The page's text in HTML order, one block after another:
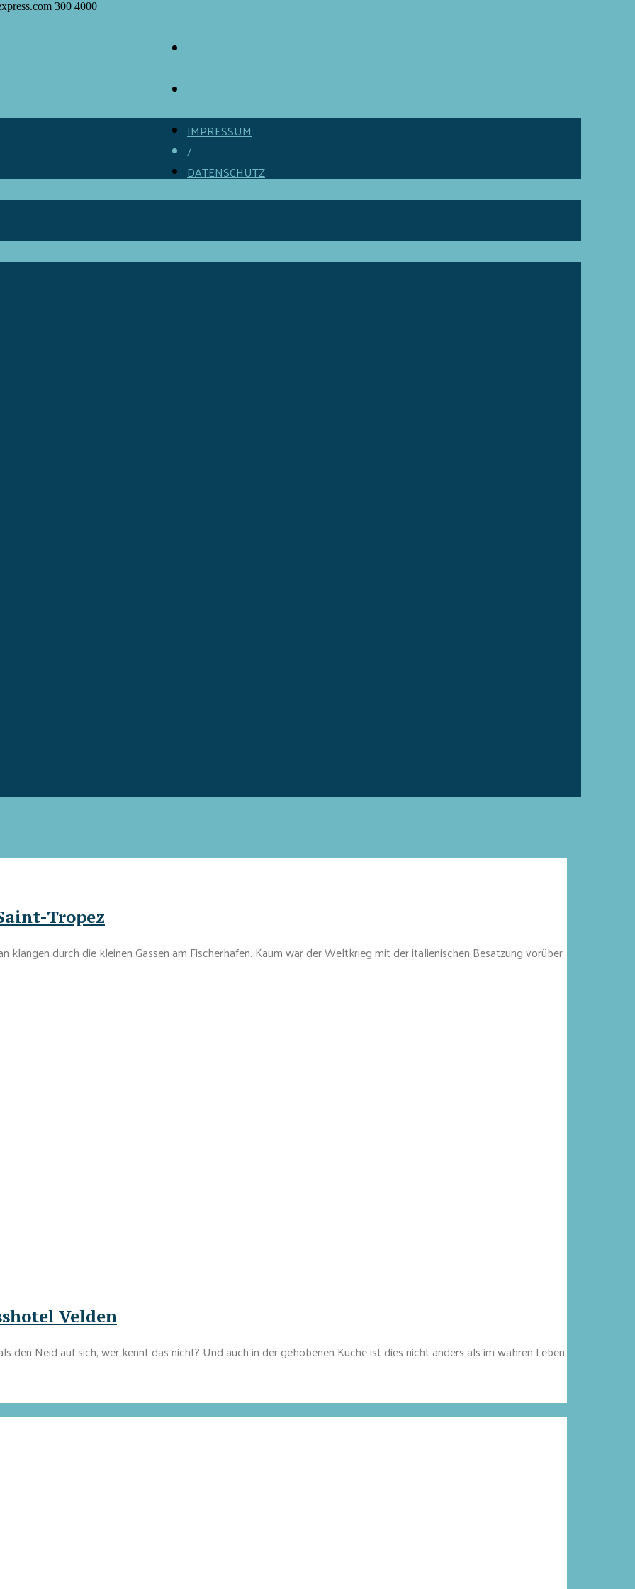
300 4000
IMPRESSUM
/
DATENSCHUTZ
Tropez
durch die kleinen Gassen am Fischerhafen. Kaum war der Weltkrieg mit der italienischen Besatzung vorüber
Velden
den Neid auf sich, wer kennt das nicht? Und auch in der gehobenen Küche ist dies nicht anders als im wahren Leben